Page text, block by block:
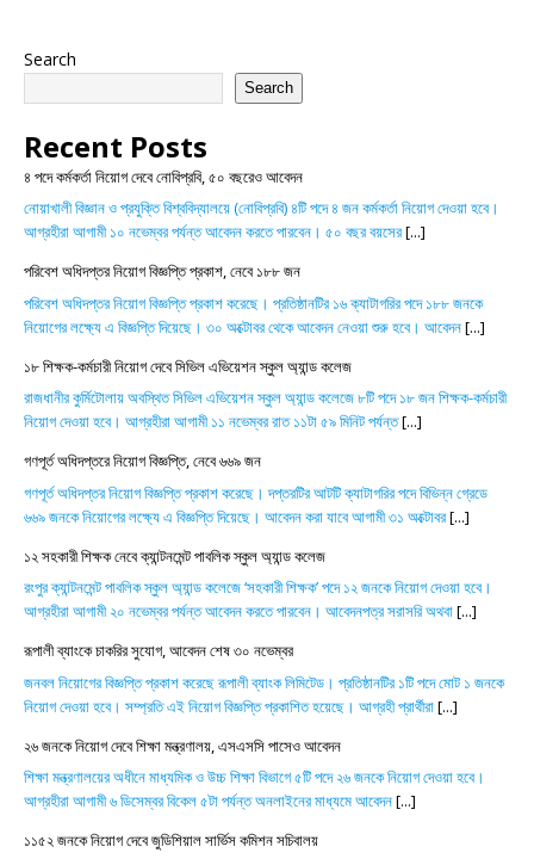
Search
Search
Recent Posts
৪ পদে কর্মকর্তা নিয়োগ দেবে নোবিপ্রবি, ৫০ বছরেও আবেদন
নোয়াখালী বিজ্ঞান ও প্রযুক্তি বিশ্ববিদ্যালয়ে (নোবিপ্রবি) ৪টি পদে ৪ জন কর্মকর্তা নিয়োগ দেওয়া হবে।
আগ্রহীরা আগামী ১০ নভেম্বর পর্যন্ত আবেদন করতে পারবেন। ৫০ বছর বয়সের[...]
পরিবেশ অধিদপ্তর নিয়োগ বিজ্ঞপ্তি প্রকাশ, নেবে ১৮৮ জন
পরিবেশ অধিদপ্তর নিয়োগ বিজ্ঞপ্তি প্রকাশ করেছে। প্রতিষ্ঠানটির ১৬ ক্যাটাগরির পদে ১৮৮ জনকে
নিয়োগের লক্ষ্যে এ বিজ্ঞপ্তি দিয়েছে। ৩০ অক্টোবর থেকে আবেদন নেওয়া শুরু হবে। আবেদন[...]
১৮ শিক্ষক-কর্মচারী নিয়োগ দেবে সিভিল এভিয়েশন স্কুল অ্যান্ড কলেজ
রাজধানীর কুর্মিটোলায় অবস্থিত সিভিল এভিয়েশন স্কুল অ্যান্ড কলেজে ৮টি পদে ১৮ জন শিক্ষক-কর্মচারী
নিয়োগ দেওয়া হবে। আগ্রহীরা আগামী ১১ নভেম্বর রাত ১১টা ৫৯ মিনিট পর্যন্ত[...]
গণপূর্ত অধিদপ্তরে নিয়োগ বিজ্ঞপ্তি, নেবে ৬৬৯ জন
গণপূর্ত অধিদপ্তর নিয়োগ বিজ্ঞপ্তি প্রকাশ করেছে। দপ্তরটির আটটি ক্যাটাগরির পদে বিভিন্ন গ্রেডে
৬৬৯ জনকে নিয়োগের লক্ষ্যে এ বিজ্ঞপ্তি দিয়েছে। আবেদন করা যাবে আগামী ৩১ অক্টোবর[...]
১২ সহকারী শিক্ষক নেবে ক্যান্টনমেন্ট পাবলিক স্কুল অ্যান্ড কলেজ
রংপুর ক্যান্টনমেন্ট পাবলিক স্কুল অ্যান্ড কলেজে ‘সহকারী শিক্ষক’ পদে ১২ জনকে নিয়োগ দেওয়া হবে।
আগ্রহীরা আগামী ২০ নভেম্বর পর্যন্ত আবেদন করতে পারবেন। আবেদনপত্র সরাসরি অথবা[...]
রূপালী ব্যাংকে চাকরির সুযোগ, আবেদন শেষ ৩০ নভেম্বর
জনবল নিয়োগের বিজ্ঞপ্তি প্রকাশ করেছে রূপালী ব্যাংক লিমিটেড। প্রতিষ্ঠানটির ১টি পদে মোট ১ জনকে
নিয়োগ দেওয়া হবে। সম্প্রতি এই নিয়োগ বিজ্ঞপ্তি প্রকাশিত হয়েছে। আগ্রহী প্রার্থীরা[...]
২৬ জনকে নিয়োগ দেবে শিক্ষা মন্ত্রণালয়, এসএসসি পাসেও আবেদন
শিক্ষা মন্ত্রণালয়ের অধীনে মাধ্যমিক ও উচ্চ শিক্ষা বিভাগে ৫টি পদে ২৬ জনকে নিয়োগ দেওয়া হবে।
আগ্রহীরা আগামী ৬ ডিসেম্বর বিকেল ৫টা পর্যন্ত অনলাইনের মাধ্যমে আবেদন[...]
১১৫২ জনকে নিয়োগ দেবে জুডিশিয়াল সার্ভিস কমিশন সচিবালয়